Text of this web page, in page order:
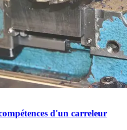
d'un carreleur